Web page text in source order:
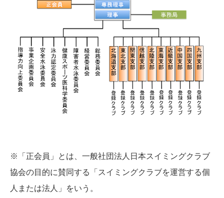
※「正会員」とは、一般社団法人日本スイミングクラブ
協会の目的に賛同する「スイミングクラブを運営する個
人または法人」をいう。